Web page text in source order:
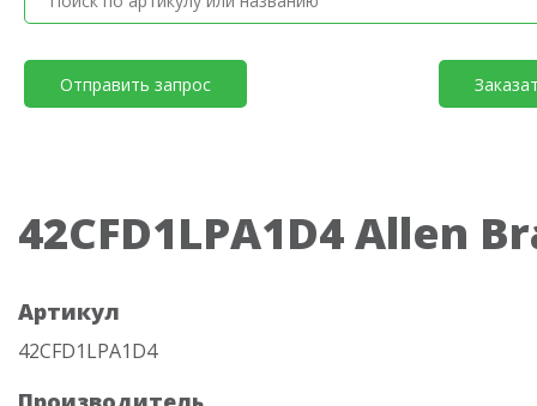
Отправить запрос
42CFD1LPA1D4 Allen
Артикул
42CFD1LPA1D4